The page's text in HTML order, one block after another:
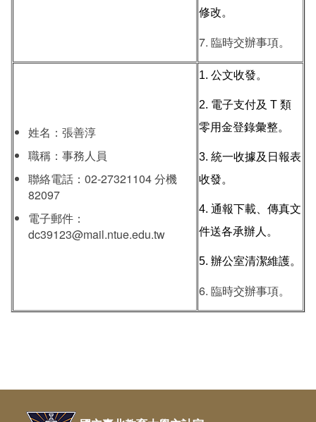
修改。
7. 臨時交辦事項。
姓名： 張善淳
職稱：事務人員
聯絡電話：02-27321104 分機
82097
電子郵件：
dc39123@mail.ntue.edu.tw
1. 公文收發。
2. 電子支付及 T 類
零用金登錄彙整。
3. 統一收據及日報表
收發。
4. 通報下載、傳真文
件送各承辦人。
5. 辦公室清潔維護。
6. 臨時交辦事項。